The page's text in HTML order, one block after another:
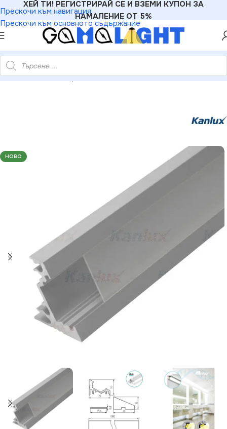
Прескочи към навигация
Прескочи към основното съдържание
ХЕЙ ТИ! РЕГИСТРИРАЙ СЕ И ВЗЕМИ КУПОН ЗА
НАМАЛЕНИЕ ОТ 5%
19752 Ъглов Алуминиев профил за лед ленти 1м PROFILO
НОВО